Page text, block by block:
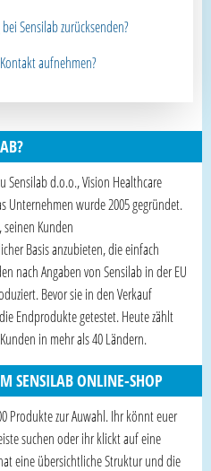
Sensilab zurücksenden?
aufnehmen?
Sensilab d.o.o., Vision Healthcare
Unternehmen wurde 2005 gegründet.
seinen Kunden
Basis anzubieten, die einfach
nach Angaben von Sensilab in der EU
Bevor sie in den Verkauf
Endprodukte getestet. Heute zählt
in mehr als 40 Ländern.
SENSILAB ONLINE-SHOP
Produkte zur Auwahl. Ihr könnt euer
suchen oder ihr klickt auf eine
eine übersichtliche Struktur und die